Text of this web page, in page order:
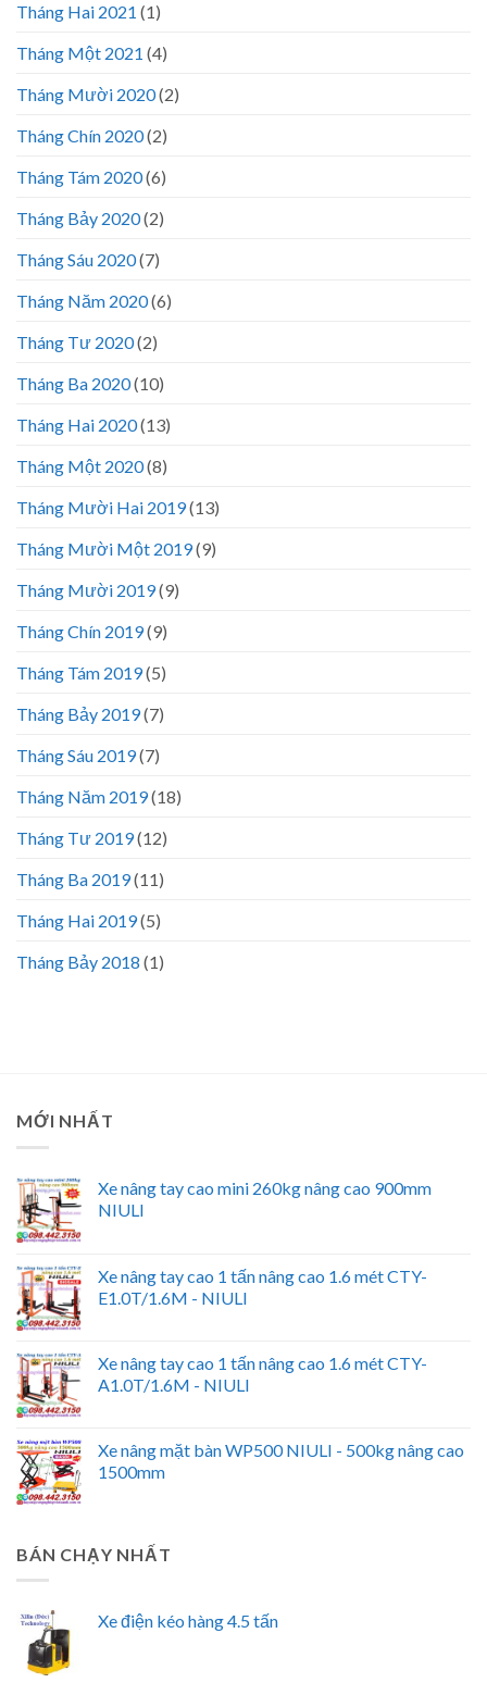
Tháng Hai 2021 (1)
Tháng Một 2021 (4)
Tháng Mười 2020(2)
Tháng Chín 2020(2)
Tháng Tám 2020(6)
Tháng Bảy 2020(2)
Tháng Sáu 2020(7)
Tháng Năm 2020(6)
Tháng Tư 2020(2)
Tháng Ba 2020(10)
Tháng Hai 2020(13)
Tháng Một 2020(8)
Tháng Mười Hai 2019(13)
Tháng Mười Một 2019(9)
Tháng Mười 2019(9)
Tháng Chín 2019(9)
Tháng Tám 2019(5)
Tháng Bảy 2019(7)
Tháng Sáu 2019(7)
Tháng Năm 2019(18)
Tháng Tư 2019(12)
Tháng Ba 2019(11)
Tháng Hai 2019(5)
Tháng Bảy 2018 (1)
MỚI NHẤT
Xe nâng tay cao mini 260kg nâng cao 900mm
NIULI
Xe nâng tay cao 1 tấn nâng cao 1.6 mét CTY-
E1.0T/1.6M - NIULI
Xe nâng tay cao 1 tấn nâng cao 1.6 mét CTY-
A1.0T/1.6M - NIULI
Xe nâng mặt bàn WP500 NIULI - 500kg nâng cao
1500mm
BÁN CHẠY NHẤT
Xe điện kéo hàng 4.5 tấn